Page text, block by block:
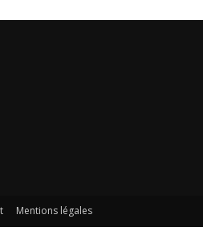
Mentions légales